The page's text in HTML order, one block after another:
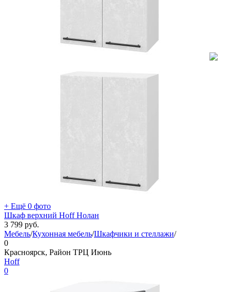
+ Ещё 0 фото
Шкаф верхний Hoff Нолан
3 799 руб.
Мебель/Кухонная мебель/Шкафчики и стеллажи/
0
Красноярск, Район ТРЦ Июнь
Hoff
0